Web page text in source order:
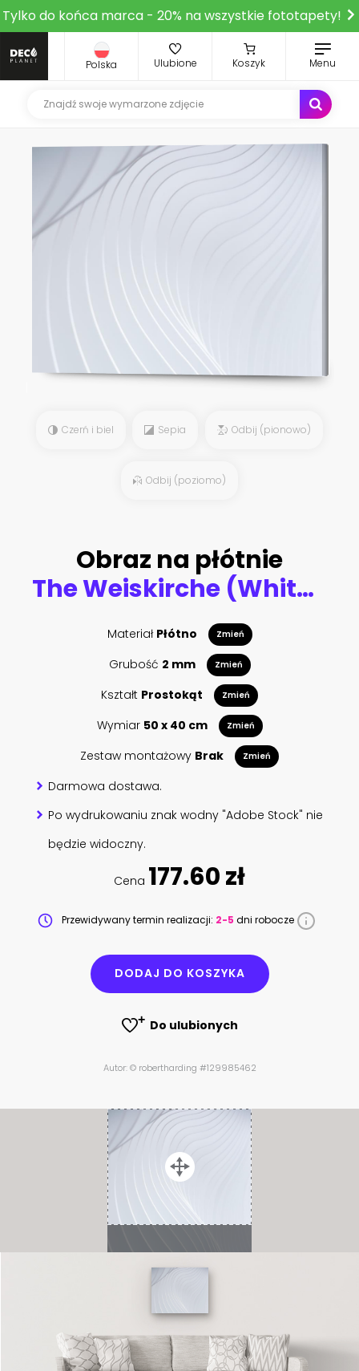
Tylko do końca marca - 20% na wszystkie fototapety!
Polska Ulubione Koszyk Menu
Czerń i biel Sepia Odbij (pionowo)
Odbij (poziomo)
Obraz na płótnie
The Weiskirche (White Church), near Fussen, Bavaria, Germany
Materiał Płótno Zmień
Grubość 2 mm Zmień
Kształt Prostokąt Zmień
Wymiar 50 x 40 cm Zmień
Zestaw montażowy Brak Zmień
Darmowa dostawa.
Po wydrukowaniu znak wodny "Adobe Stock" nie
będzie widoczny.
Cena 177.60 zł
Przewidywany termin realizacji: 2-5 dni robocze
DODAJ DO KOSZYKA
Do ulubionych
Autor: © robertharding #129985462